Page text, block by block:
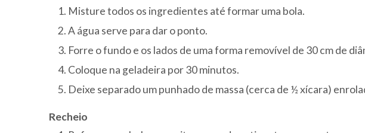
Misture todos os ingredientes até formar uma bola.
A água serve para dar o ponto.
Forre o fundo e os lados de uma forma removível de 30 cm de
Coloque na geladeira por 30 minutos.
Deixe separado um punhado de massa (cerca de ½ xícara)
Recheio